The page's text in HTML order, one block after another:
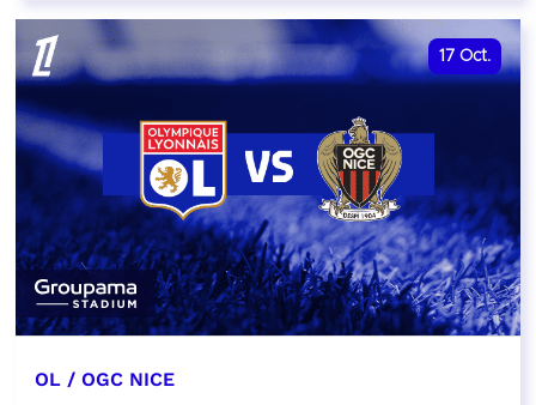
17 Oct.
OL / OGC NICE